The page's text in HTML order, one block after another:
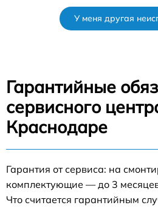
У меня другая
Гарантийные
сервисного
Краснодаре
Гарантия от сервиса: на
комплектующие — до 3
Что считается гарантийным